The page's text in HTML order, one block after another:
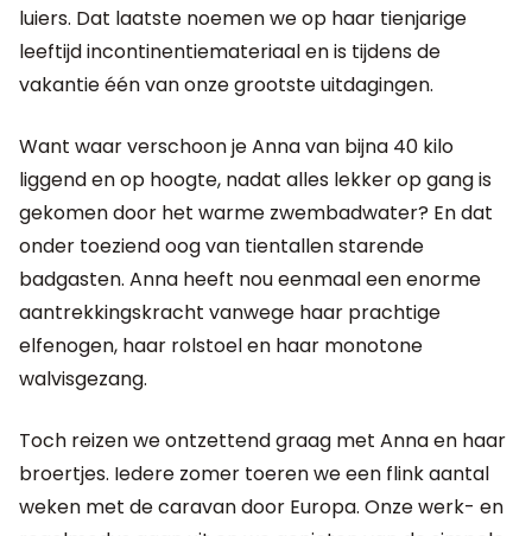
luiers. Dat laatste noemen we op haar tienjarige
leeftijd incontinentiemateriaal en is tijdens de
vakantie één van onze grootste uitdagingen.
Want waar verschoon je Anna van bijna 40 kilo
liggend en op hoogte, nadat alles lekker op gang is
gekomen door het warme zwembadwater? En dat
onder toeziend oog van tientallen starende
badgasten. Anna heeft nou eenmaal een enorme
aantrekkingskracht vanwege haar prachtige
elfenogen, haar rolstoel en haar monotone
walvisgezang.
Toch reizen we ontzettend graag met Anna en haar
broertjes. Iedere zomer toeren we een flink aantal
weken met de caravan door Europa. Onze werk- en